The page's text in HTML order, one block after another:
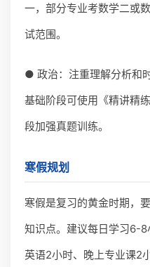
一，部分专业考数学二或
试范围。
● 政治：注重理解分析和
基础阶段可使用《精讲精
段加强真题训练。
寒假规划
寒假是复习的黄金时期，
知识点。建议每日学习6-
英语2小时、晚上专业课2小